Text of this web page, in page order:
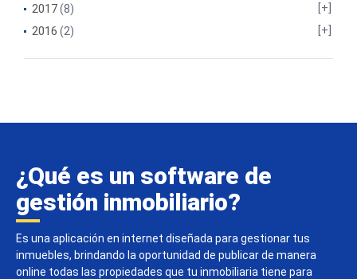
2017(8)
2016 (2)
¿Qué es un software de
gestión inmobiliario?
Es una aplicación en internet diseñada para gestionar tus
inmuebles, brindando la oportunidad de publicar de manera
online todas las propiedades que tu inmobiliaria tiene para